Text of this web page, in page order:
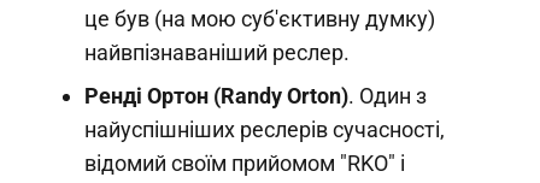
це був (на мою суб'єктивну думку)
найвпізнаваніший реслер.
Ренді Ортон (Randy Orton). Один з
найуспішніших реслерів сучасності,
відомий своїм прийомом "RKO" і